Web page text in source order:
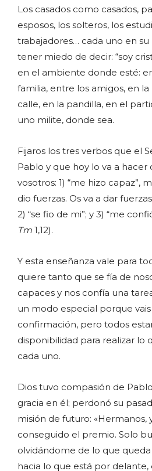
Los casados como casados,
esposos, los solteros, los
trabajadores… cada uno en su
tener miedo de decir: “soy
en el ambiente donde esté:
familia, entre los amigos, en la
calle, en la pandilla, en el
uno milite, donde sea.
Fijaros los tres verbos que el
Pablo y que hoy lo va a hacer
vosotros: 1) “me hizo capaz”,
dio fuerzas. Os va a dar
2) “se fio de mi”; y 3) “me
Tm 1,12).
Y esta enseñanza vale para
quiere tanto que se fía de
capaces y nos confía una
un modo especial porque
confirmación, pero todos
disponibilidad para realizar lo
cada uno.
Dios tuvo compasión de
gracia en él; perdonó su
misión de futuro: «Hermanos,
conseguido el premio. Solo
olvidándome de lo que
hacia lo que está por